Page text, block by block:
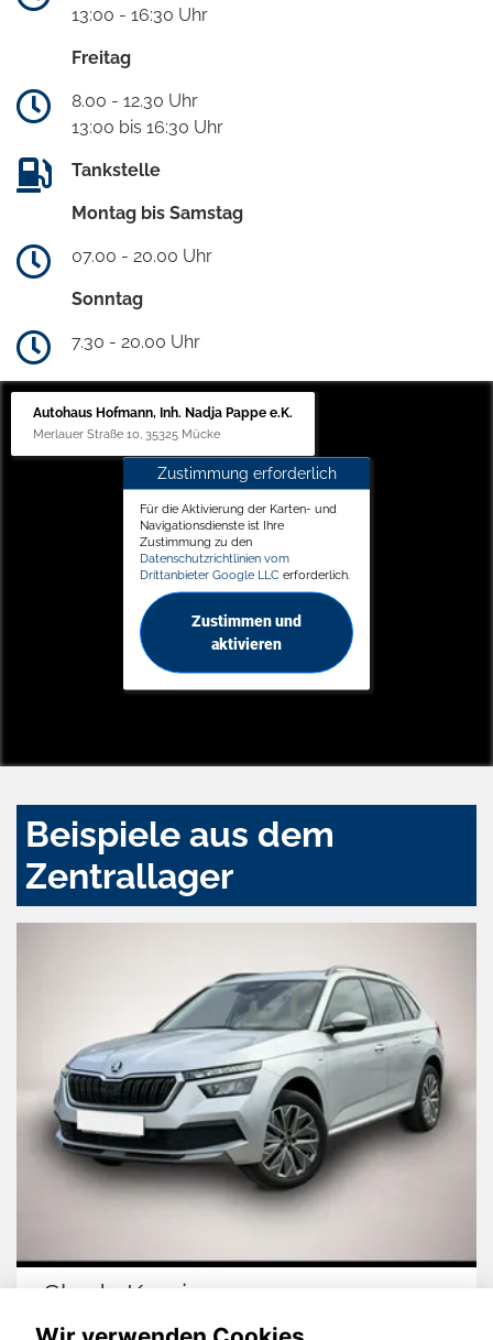
13:00 - 16:30 Uhr
Freitag
8.00 - 12.30 Uhr
13:00 bis 16:30 Uhr
Tankstelle
Montag bis Samstag
07.00 - 20.00 Uhr
Sonntag
7.30 - 20.00 Uhr
Autohaus Hofmann, Inh. Nadja Pappe e.K.
Merlauer Straße 10, 35325 Mücke
Zustimmung erforderlich
Für die Aktivierung der Karten- und
Navigationsdienste ist Ihre
Zustimmung zu den
Datenschutzrichtlinien vom
Drittanbieter Google LLC erforderlich.
Zustimmen und
aktivieren
Beispiele aus dem
Zentrallager
Skoda Kamiq